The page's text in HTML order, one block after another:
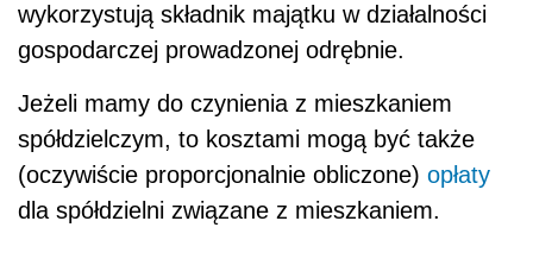
wykorzystują składnik majątku w działalności
gospodarczej prowadzonej odrębnie.
Jeżeli mamy do czynienia z mieszkaniem
spółdzielczym, to kosztami mogą być także
(oczywiście proporcjonalnie obliczone) opłaty
dla spółdzielni związane z mieszkaniem.